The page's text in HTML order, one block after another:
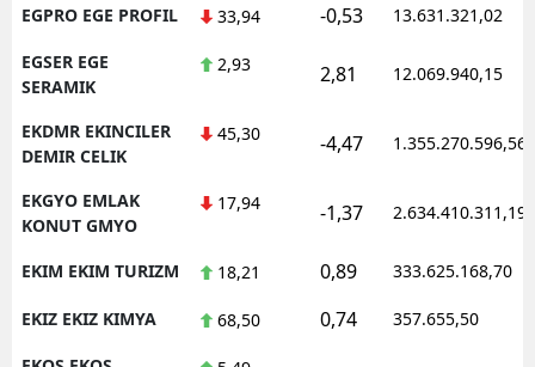
EGPRO EGE PROFIL 33,94 -0,53 13.631.321,02
EGSER EGE
SERAMIK
2,93 2,81 12.069.940,15
EKDMR EKINCILER
DEMIR CELIK
45,30 -4,47 1.355.270.596,56
EKGYO EMLAK
KONUT GMYO
17,94 -1,37 2.634.410.311,19
EKIM EKIM TURIZM 18,21 0,89 333.625.168,70
EKIZ EKIZ KIMYA 68,50 0,74 357.655,50